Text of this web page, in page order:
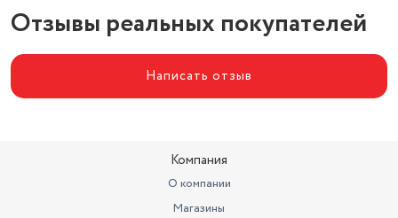
Отзывы реальных покупателей
Написать отзыв
Компания
О компании
Магазины